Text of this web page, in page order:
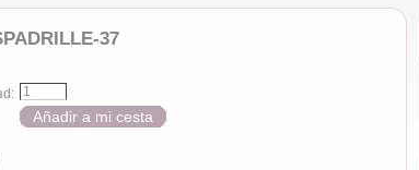
37
Añadir a mi cesta